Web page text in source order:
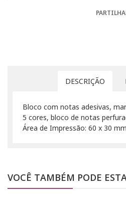
DESCRIÇÃO
Bloco com notas adesivas,
5 cores, bloco de notas
Área de Impressão: 60 x 30 mm
VOCÊ TAMBÉM PODE